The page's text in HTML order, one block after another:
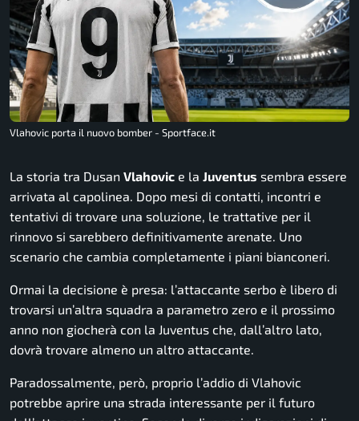
Vlahovic porta il nuovo bomber - Sportface.it
La storia tra Dusan Vlahovic e la Juventus sembra essere
arrivata al capolinea. Dopo mesi di contatti, incontri e
tentativi di trovare una soluzione, le trattative per il
rinnovo si sarebbero definitivamente arenate. Uno
scenario che cambia completamente i piani bianconeri.
Ormai la decisione è presa: l’attaccante serbo è libero di
trovarsi un’altra squadra a parametro zero e il prossimo
anno non giocherà con la Juventus che, dall’altro lato,
dovrà trovare almeno un altro attaccante.
Paradossalmente, però, proprio l’addio di Vlahovic
potrebbe aprire una strada interessante per il futuro